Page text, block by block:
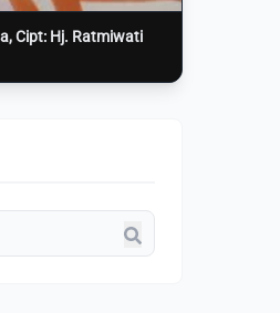
Cipt: Hj. Ratmiwati